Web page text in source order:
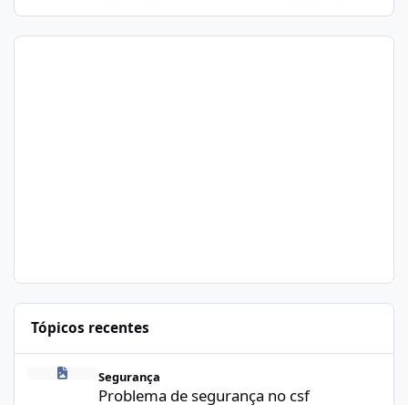
Tópicos recentes
Segurança
Problema de segurança no csf